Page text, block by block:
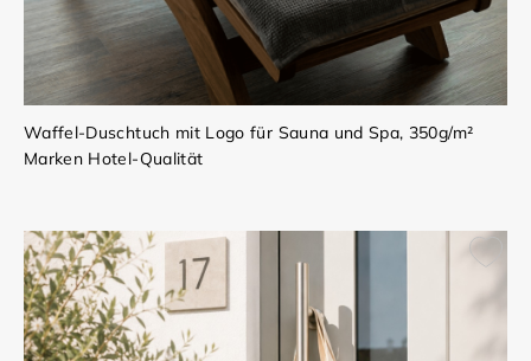
Waffel-Duschtuch mit Logo für Sauna und Spa, 350g/m²
Marken Hotel-Qualität